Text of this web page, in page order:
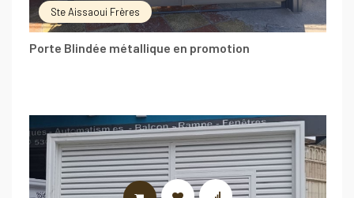
Ste Aissaoui Frères
Porte Blindée métallique en promotion